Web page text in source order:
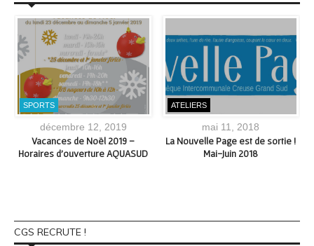
SPORTS
décembre 12, 2019
Vacances de Noël 2019 –
Horaires d’ouverture AQUASUD
ATELIERS
mai 11, 2018
La Nouvelle Page est de sortie !
Mai-Juin 2018
CGS RECRUTE !